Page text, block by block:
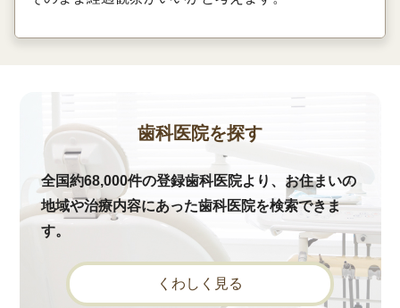
歯科医院を探す
全国約68,000件の登録歯科医院より、お住まいの
地域や治療内容にあった歯科医院を検索できま
す。
くわしく見る